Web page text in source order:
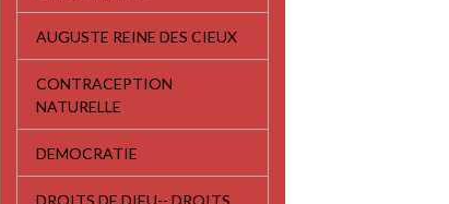
AUGUSTE REINE DES CIEUX
CONTRACEPTION
NATURELLE
DEMOCRATIE
DROITS DE DIEU-- DROITS